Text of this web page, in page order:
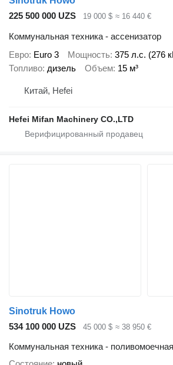
225 500 000 UZS
19 000 $ ≈ 16 440 €
Коммунальная техника - ассенизатор
Евро Euro 3 Мощность 375 л.с. (276
Топливо дизель Объем 15 м³
Китай, Hefei
Hefei Mifan Machinery CO.,LTD
Sinotruk Howo
534 100 000 UZS
45 000 $ ≈ 38 950 €
Коммунальная техника -